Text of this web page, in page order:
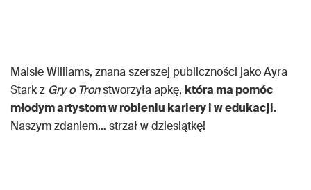
Maisie Williams, znana szerszej publiczności jako Ayra
Stark z Gry o Tronstworzyła apkę, która ma pomóc
młodym artystom w robieniu kariery i w edukacji.
Naszym zdaniem… strzał w dziesiątkę!